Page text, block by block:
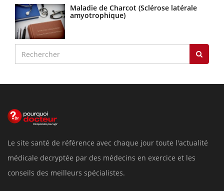
Maladie de Charcot (Sclérose latérale
amyotrophique)
Le site santé de référence avec chaque jour toute l'actualité
médicale decryptée par des médecins en exercice et les
conseils des meilleurs spécialistes.